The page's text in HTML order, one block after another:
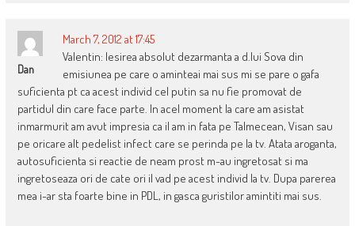
Dan
March 7, 2012 at 17:45
Valentin: Iesirea absolut dezarmanta a d.lui Sova din
emisiunea pe care o aminteai mai sus mi se pare o gafa
suficienta pt ca acest individ cel putin sa nu fie promovat de
partidul din care face parte. In acel moment la care am asistat
inmarmurit am avut impresia ca il am in fata pe Talmecean, Visan sau
pe oricare alt pedelist infect care se perinda pe la tv. Atata aroganta,
autosuficienta si reactie de neam prost m-au ingretosat si ma
ingretoseaza ori de cate ori il vad pe acest individ la tv. Dupa parerea
mea i-ar sta foarte bine in PDL, in gasca guristilor amintiti mai sus.